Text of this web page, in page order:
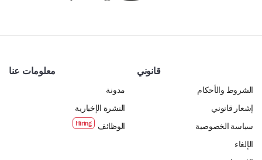
قانوني
الشروط والأحكام
إشعار قانوني
سياسة الخصوصية
الإلغاء
معلومات عنا
مدونة
النشرة الإخبارية
الوظائف